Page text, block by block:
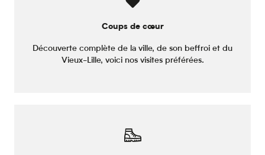
Coups de cœur
Découverte complète de la ville, de son beffroi et du
Vieux-Lille, voici nos visites préférées.